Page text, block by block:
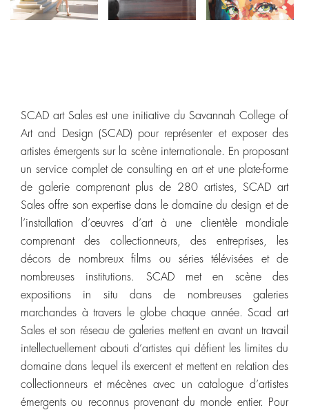
SCAD art Sales est une initiative du Savannah College of
Art and Design (SCAD) pour représenter et exposer des
artistes émergents sur la scène internationale. En proposant
un service complet de consulting en art et une plate-forme
de galerie comprenant plus de 280 artistes, SCAD art
Sales offre son expertise dans le domaine du design et de
l’installation d’œuvres d’art à une clientèle mondiale
comprenant des collectionneurs, des entreprises, les
décors de nombreux films ou séries télévisées et de
nombreuses institutions. SCAD met en scène des
expositions in situ dans de nombreuses galeries
marchandes à travers le globe chaque année. Scad art
Sales et son réseau de galeries mettent en avant un travail
intellectuellement abouti d’artistes qui défient les limites du
domaine dans lequel ils exercent et mettent en relation des
collectionneurs et mécènes avec un catalogue d’artistes
émergents ou reconnus provenant du monde entier. Pour